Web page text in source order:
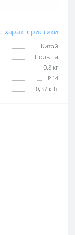
характеристики
Китай
Польша
0.8 кг
IP44
0,37 кВт